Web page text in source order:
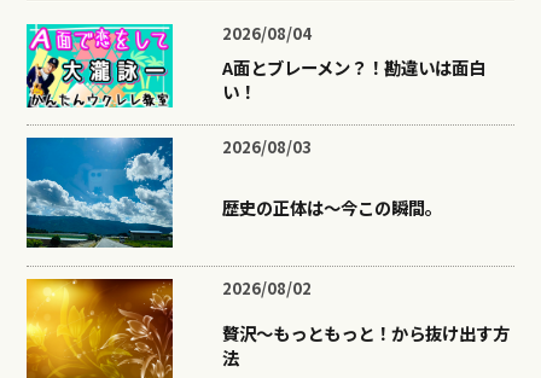
2026/08/04
A面とブレーメン？！勘違いは面白
い！
2026/08/03
歴史の正体は〜今この瞬間。
2026/08/02
贅沢〜もっともっと！から抜け出す方
法